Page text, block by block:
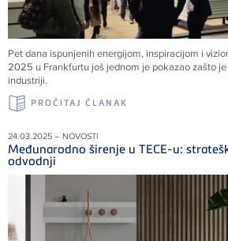
Pet dana ispunjenih energijom, inspiracijom i
2025 u Frankfurtu još jednom je pokazao zašto
industriji.
PROČITAJ ČLANAK
24.03.2025 – NOVOSTI
Međunarodno širenje u TECE-u:
odvodnji